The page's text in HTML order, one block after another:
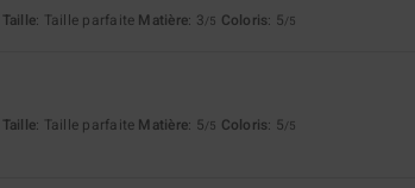
Taille: Taille parfaite Matière: 3/5 Coloris: 5/5
Taille: Taille parfaite Matière: 5/5 Coloris: 5/5